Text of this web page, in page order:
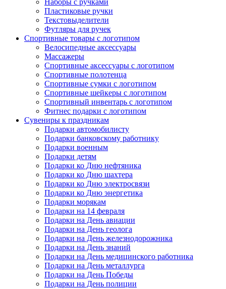
Наборы с ручками
Пластиковые ручки
Текстовыделители
Футляры для ручек
Спортивные товары с логотипом
Велосипедные аксессуары
Массажеры
Спортивные аксессуары с логотипом
Спортивные полотенца
Спортивные сумки с логотипом
Спортивные шейкеры с логотипом
Спортивный инвентарь с логотипом
Фитнес подарки с логотипом
Сувениры к праздникам
Подарки автомобилисту
Подарки банковскому работнику
Подарки военным
Подарки детям
Подарки ко Дню нефтяника
Подарки ко Дню шахтера
Подарки ко Дню электросвязи
Подарки ко Дню энергетика
Подарки морякам
Подарки на 14 февраля
Подарки на День авиации
Подарки на День геолога
Подарки на День железнодорожника
Подарки на День знаний
Подарки на День медицинского работника
Подарки на День металлурга
Подарки на День Победы
Подарки на День полиции